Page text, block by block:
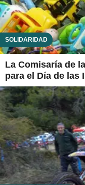
SOLIDARIDAD
La Comisaría de
para el Día de las